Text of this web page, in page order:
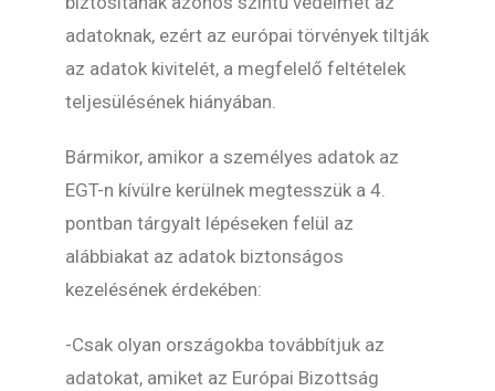
adatoknak, ezért az európai törvények tiltják
az adatok kivitelét, a megfelelő feltételek
teljesülésének hiányában.
Bármikor, amikor a személyes adatok az
EGT-n kívülre kerülnek megtesszük a 4.
pontban tárgyalt lépéseken felül az
alábbiakat az adatok biztonságos
kezelésének érdekében:
-Csak olyan országokba továbbítjuk az
adatokat, amiket az Európai Bizottság